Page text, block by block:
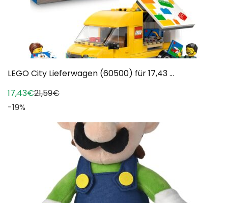
LEGO City Lieferwagen (60500) für 17,43 ...
17,43€21,59€
-19%